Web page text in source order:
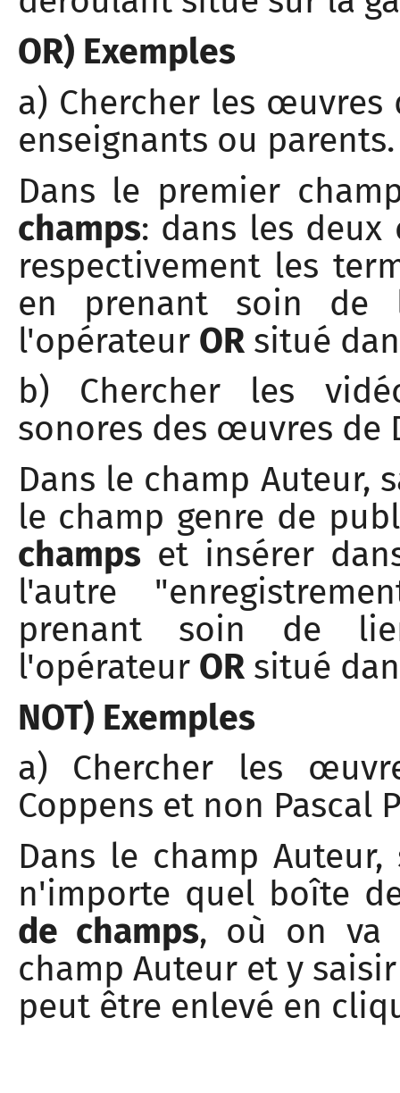
OR) Exemples
a) Chercher les
enseignants ou parents.
Dans le premier
champs: dans les deux
respectivement les
en prenant soin de
l'opérateur ORsitué
b) Chercher les
sonores des œuvres de
Dans le champ Auteur,
le champ genre de
champs et insérer
l'autre
prenant soin de
l'opérateur ORsitué
NOT) Exemples
a) Chercher les
Coppens et non Pascal
Dans le champ
n'importe quel boîte
de champs, où on va
champ Auteur et y
peut être enlevé en